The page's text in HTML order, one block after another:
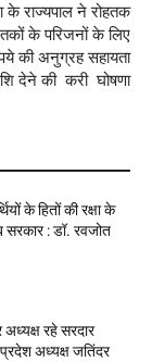
के राज्यपाल ने रोहतक
के परिजनों के लिए
की अनुग्रह सहायता
देने की करी घोषणा
के हितों की रक्षा के
सरकार : डॉ. रवजोत
रहे सरदार
अध्यक्ष जतिंदर